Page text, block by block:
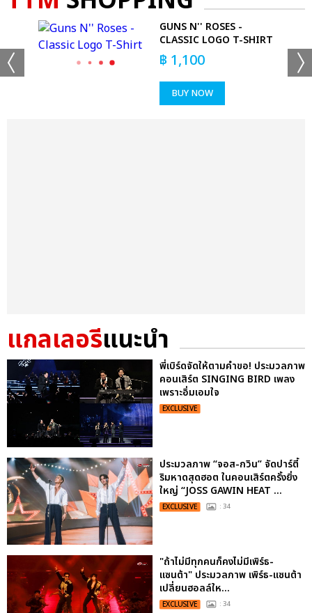
GUNS N'' ROSES -
CLASSIC LOGO T-SHIRT
฿ 1,100
BUY NOW
แกลเลอรีแนะนำ
พี่เบิร์ดจัดให้ตามคำขอ! ประมวลภาพ
คอนเสิร์ต SINGING BIRD เพลง
เพราะอิ่มเอมใจ
EXCLUSIVE
ประมวลภาพ “จอส-กวิน” จัดปาร์ตี้
ริมหาดสุดฮอต ในคอนเสิร์ตครั้งยิ่ง
ใหญ่ “JOSS GAWIN HEAT ...
EXCLUSIVE : 34
"ถ้าไม่มีทุกคนก็คงไม่มีเพิร์ธ-
แซนต้า" ประมวลภาพ เพิร์ธ-แซนต้า
เปลี่ยนฮอลล์ให...
EXCLUSIVE : 34